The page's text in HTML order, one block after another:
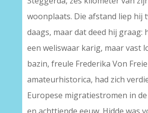
woonplaats. Die afstand liep hij
daags, maar dat deed hij graag:
een weliswaar karig, maar vast
bazin, freule Frederika Von
amateurhistorica, had zich
Europese migratiestromen in